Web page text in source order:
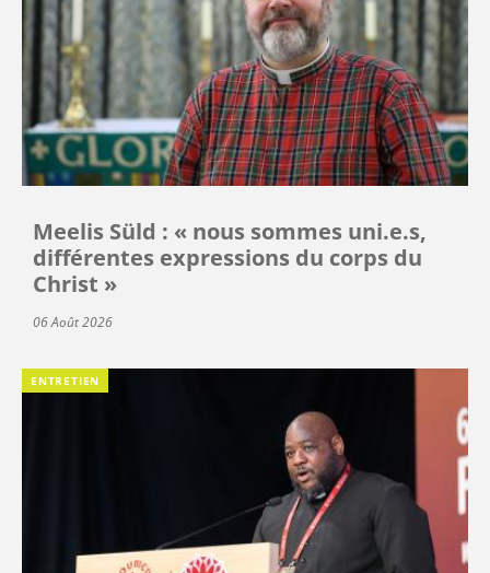
Meelis Süld : « nous sommes uni.e.s,
différentes expressions du corps du
Christ »
06 Août 2026
ENTRETIEN